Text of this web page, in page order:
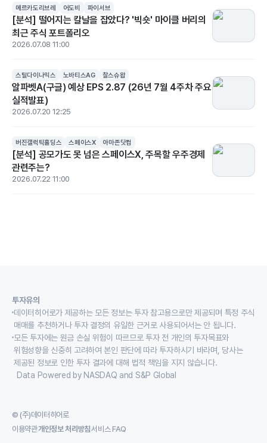
메르카도리브레 어도비 파이서브
[분석] 떨어지는 칼날을 잡았다? '빅숏' 마이클 버리의
최근 주식 포트폴리오
2026.07.08 11:00
스틸다이나믹스 노바티스AG 찰스슈왑
알파벳A(구글) 예상 EPS 2.87 (26년 7월 4주차 주요
실적발표)
2026.07.20 12:25
버진갤럭틱홀딩스 스페이스X 아마존닷컴
[분석] 공모가도 못 넘은 스페이스X, 주목할 우주경제
관련주는?
2026.07.22 11:00
투자유의
데이터히어로가 제공하는 모든 정보는 투자 참고용으로만 제공되며 특정 주식
매매를 추천하거나 투자 결정의 유일한 근거로 사용되어서는 안 됩니다.
모든 투자에는 원금 손실 위험이 따르므로 투자 전 개인의 투자목표와
위험성향을 신중히 고려하여 본인 판단에 따라 투자하시기 바라며, 당사는
제공된 정보로 인한 투자 결과에 대해 법적 책임을 지지 않습니다.
Data Powered by NASDAQ and S&P Global
© (주)데이터히어로
이용약관개인정보 처리방침서비스 FAQ